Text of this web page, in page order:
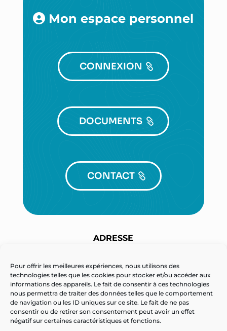
Pour offrir les meilleures expériences, nous utilisons des
technologies telles que les cookies pour stocker et/ou accéder aux
informations des appareils. Le fait de consentir à ces technologies
nous permettra de traiter des données telles que le comportement
de navigation ou les ID uniques sur ce site. Le fait de ne pas
consentir ou de retirer son consentement peut avoir un effet
négatif sur certaines caractéristiques et fonctions.
Mon espace personnel
CONNEXION
DOCUMENTS
CONTACT
ADRESSE
3 route de l’aviation – BP 60070
54602 VILLERS-LES-NANCY Cedex France
TÉLÉPHONE
02 41 19 45 38